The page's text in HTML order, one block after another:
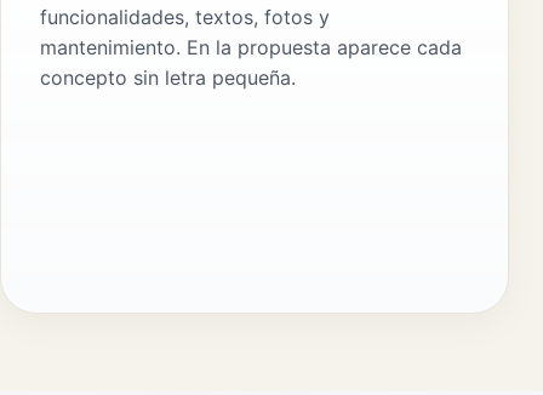
funcionalidades, textos, fotos y
mantenimiento. En la propuesta aparece cada
concepto sin letra pequeña.